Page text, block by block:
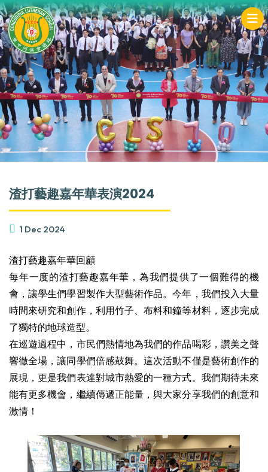
渣打藝趣嘉年華表演2024
1 Dec 2024
渣打藝趣嘉年華回顧
每年一度的渣打藝趣嘉年華，為我們提供了一個難得的機
會，讓學生們學習製作大型藝術作品。今年，我們投入大量
時間來研究和創作，利用竹子、布料和鐘等材料，逐步完成
了獨特的地球造型。
在巡遊過程中，市民們熱情地為我們的作品喝彩，讚美之聲
響徹全場，讓同學們倍感鼓舞。這次活動不僅是藝術創作的
展現，更是我們表達對城市熱愛的一種方式。我們期待未來
能有更多機會，繼續傳遞正能量，與大家分享我們的創意和
激情！